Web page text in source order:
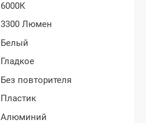
6000К
3300 Люмен
Белый
Гладкое
Без повторителя
Пластик
Алюминий